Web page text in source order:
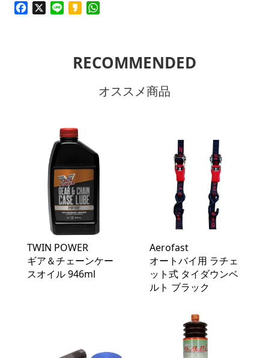
Facebook Line Kakao
RECOMMENDED
オススメ商品
TWIN POWER
ギア＆チェーンケー
スオイル 946ml
Aerofast
オートバイ用 ラチェ
ット式 タイダウンベ
ルト ブラック